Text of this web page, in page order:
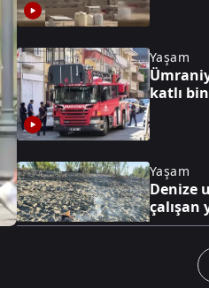
Yaşam
katlı
Yaşam
Denize
çalışan
caretta